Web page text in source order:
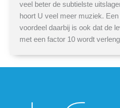
veel beter de subtielste
hoort U veel meer muziek.
voordeel daarbij is ook dat de
met een factor 10 wordt